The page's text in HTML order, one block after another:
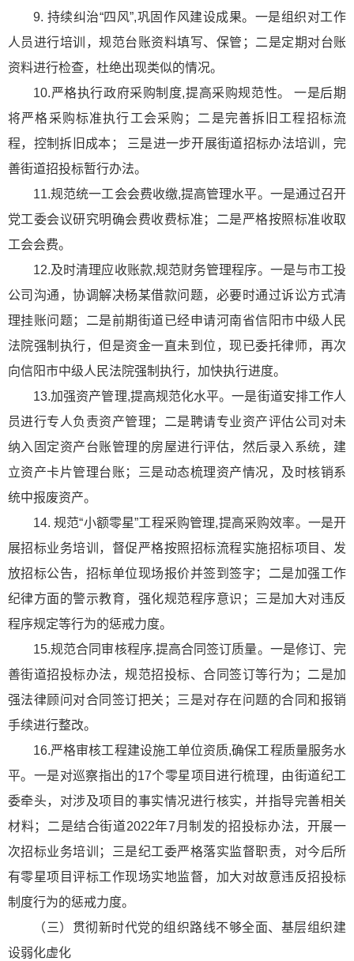
9. 持续纠治“四风”,巩固作风建设成果。一是组织对工作
人员进行培训，规范台账资料填写、保管；二是定期对台账
资料进行检查，杜绝出现类似的情况。
10.严格执行政府采购制度,提高采购规范性。 一是后期
将严格采购标准执行工会采购；二是完善拆旧工程招标流
程，控制拆旧成本； 三是进一步开展街道招标办法培训，完
善街道招投标暂行办法。
11.规范统一工会会费收缴,提高管理水平。一是通过召开
党工委会议研究明确会费收费标准；二是严格按照标准收取
工会会费。
12.及时清理应收账款,规范财务管理程序。一是与市工投
公司沟通，协调解决杨某借款问题，必要时通过诉讼方式清
理挂账问题；二是前期街道已经申请河南省信阳市中级人民
法院强制执行，但是资金一直未到位，现已委托律师，再次
向信阳市中级人民法院强制执行，加快执行进度。
13.加强资产管理,提高规范化水平。一是街道安排工作人
员进行专人负责资产管理；二是聘请专业资产评估公司对未
纳入固定资产台账管理的房屋进行评估，然后录入系统，建
立资产卡片管理台账；三是动态梳理资产情况，及时核销系
统中报废资产。
14. 规范“小额零星”工程采购管理,提高采购效率。一是开
展招标业务培训，督促严格按照招标流程实施招标项目、发
放招标公告，招标单位现场报价并签到签字；二是加强工作
纪律方面的警示教育，强化规范程序意识；三是加大对违反
程序规定等行为的惩戒力度。
15.规范合同审核程序,提高合同签订质量。一是修订、完
善街道招投标办法，规范招投标、合同签订等行为；二是加
强法律顾问对合同签订把关；三是对存在问题的合同和报销
手续进行整改。
16.严格审核工程建设施工单位资质,确保工程质量服务水
平。一是对巡察指出的17个零星项目进行梳理，由街道纪工
委牵头，对涉及项目的事实情况进行核实，并指导完善相关
材料；二是结合街道2022年7月制发的招投标办法，开展一
次招标业务培训；三是纪工委严格落实监督职责，对今后所
有零星项目评标工作现场实地监督，加大对故意违反招投标
制度行为的惩戒力度。
（三）贯彻新时代党的组织路线不够全面、基层组织建
设弱化虚化